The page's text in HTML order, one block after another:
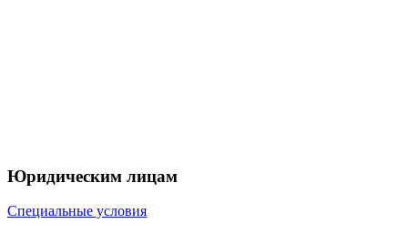
Юридическим лицам
Специальные условия